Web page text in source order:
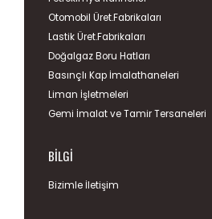
Otomobil Üret.Fabrikaları
Lastik Üret.Fabrikaları
Doğalgaz Boru Hatları
Basınçlı Kap İmalathaneleri
Liman İşletmeleri
Gemi İmalat ve Tamir Tersaneleri
BILGI
Bizimle İletişim